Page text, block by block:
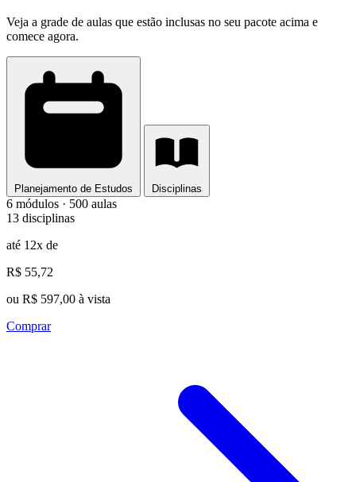
Veja a grade de aulas que estão inclusas no seu pacote acima e
comece agora.
Planejamento de Estudos Disciplinas
6 módulos · 500 aulas
13 disciplinas
até 12x de
R$ 55,72
ou R$ 597,00 à vista
Comprar